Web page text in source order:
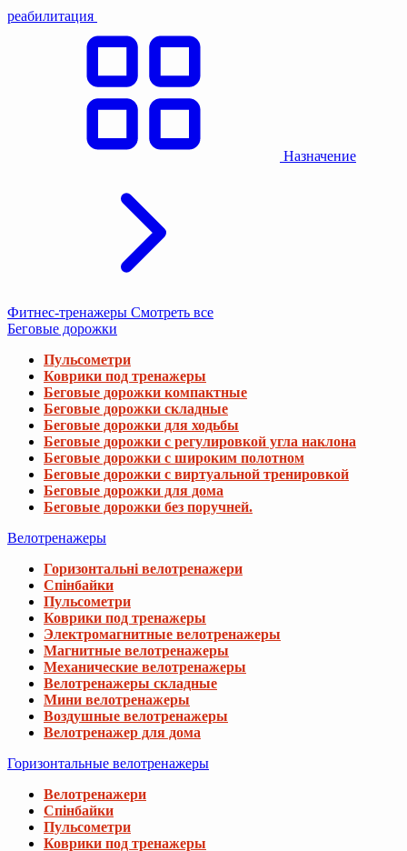
реабилитация
Назначение
Фитнес-тренажеры Смотреть все
Беговые дорожки
Пульсометри
Коврики под тренажеры
Беговые дорожки компактные
Беговые дорожки складные
Беговые дорожки для ходьбы
Беговые дорожки с регулировкой угла наклона
Беговые дорожки с широким полотном
Беговые дорожки с виртуальной тренировкой
Беговые дорожки для дома
Беговые дорожки без поручней.
Велотренажеры
Горизонтальні велотренажери
Спінбайки
Пульсометри
Коврики под тренажеры
Электромагнитные велотренажеры
Магнитные велотренажеры
Механические велотренажеры
Велотренажеры складные
Мини велотренажеры
Воздушные велотренажеры
Велотренажер для дома
Горизонтальные велотренажеры
Велотренажери
Спінбайки
Пульсометри
Коврики под тренажеры